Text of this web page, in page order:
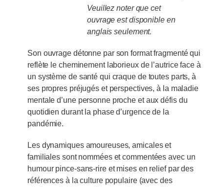
Veuillez noter que cet
ouvrage est disponible en
anglais seulement.
Son ouvrage détonne par son format fragmenté qui
reflète le cheminement laborieux de l’autrice face à
un système de santé qui craque de toutes parts, à
ses propres préjugés et perspectives, à la maladie
mentale d’une personne proche et aux défis du
quotidien durant la phase d’urgence de la
pandémie.
Les dynamiques amoureuses, amicales et
familiales sont nommées et commentées avec un
humour pince-sans-rire et mises en relief par des
références à la culture populaire (avec des